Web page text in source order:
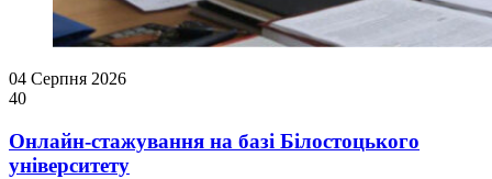
04 Серпня 2026
40
Онлайн-стажування на базі Білостоцького
університету